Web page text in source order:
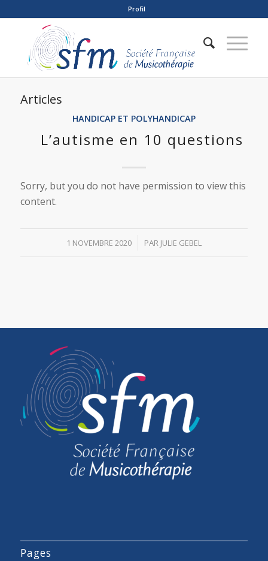
Profil
Articles
HANDICAP ET POLYHANDICAP
L’autisme en 10 questions
Sorry, but you do not have permission to view this
content.
1 NOVEMBRE 2020
/ PAR JULIE GEBEL
Pages